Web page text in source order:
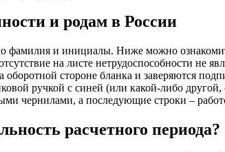
и родам в России
фамилия и инициалы. Ниже можно
на листе нетрудоспособности не
стороне бланка и заверяются
ручкой с синей (или какой-либо
чернилами, а последующие строки –
расчетного периода?